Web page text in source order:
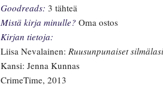
Goodreads: 3 tähteä
Mistä kirja minulle? Oma ostos
Kirjan tietoja:
Liisa Nevalainen: Ruusunpunaiset
Kansi: Jenna Kunnas
CrimeTime, 2013